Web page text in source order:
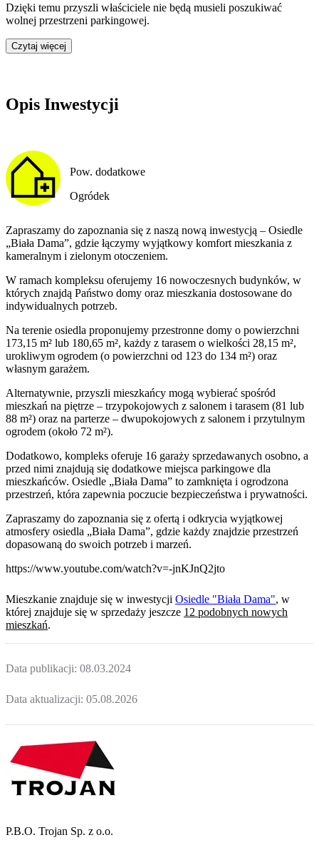
Dzięki temu przyszli właściciele nie będą musieli poszukiwać
wolnej przestrzeni parkingowej.
Czytaj więcej
Opis Inwestycji
Pow. dodatkowe
Ogródek
Zapraszamy do zapoznania się z naszą nową inwestycją – Osiedle
„Biała Dama”, gdzie łączymy wyjątkowy komfort mieszkania z
kameralnym i zielonym otoczeniem.
W ramach kompleksu oferujemy 16 nowoczesnych budynków, w
których znajdą Państwo domy oraz mieszkania dostosowane do
indywidualnych potrzeb.
Na terenie osiedla proponujemy przestronne domy o powierzchni
173,15 m² lub 180,65 m², każdy z tarasem o wielkości 28,15 m²,
urokliwym ogrodem (o powierzchni od 123 do 134 m²) oraz
własnym garażem.
Alternatywnie, przyszli mieszkańcy mogą wybierać spośród
mieszkań na piętrze – trzypokojowych z salonem i tarasem (81 lub
88 m²) oraz na parterze – dwupokojowych z salonem i przytulnym
ogrodem (około 72 m²).
Dodatkowo, kompleks oferuje 16 garaży sprzedawanych osobno, a
przed nimi znajdują się dodatkowe miejsca parkingowe dla
mieszkańców. Osiedle „Biała Dama” to zamknięta i ogrodzona
przestrzeń, która zapewnia poczucie bezpieczeństwa i prywatności.
Zapraszamy do zapoznania się z ofertą i odkrycia wyjątkowej
atmosfery osiedla „Biała Dama”, gdzie każdy znajdzie przestrzeń
dopasowaną do swoich potrzeb i marzeń.
https://www.youtube.com/watch?v=-jnKJnQ2jto
Mieszkanie znajduje się w inwestycji Osiedle "Biała Dama", w
której znajduje się w sprzedaży jeszcze 12 podobnych nowych
mieszkań.
Data publikacji: 08.03.2024
Data aktualizacji: 05.08.2026
P.B.O. Trojan Sp. z o.o.